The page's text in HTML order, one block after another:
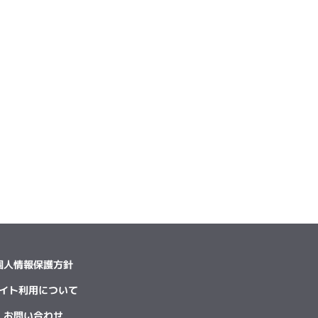
人情報保護方針
ト利用について
お問い合わせ